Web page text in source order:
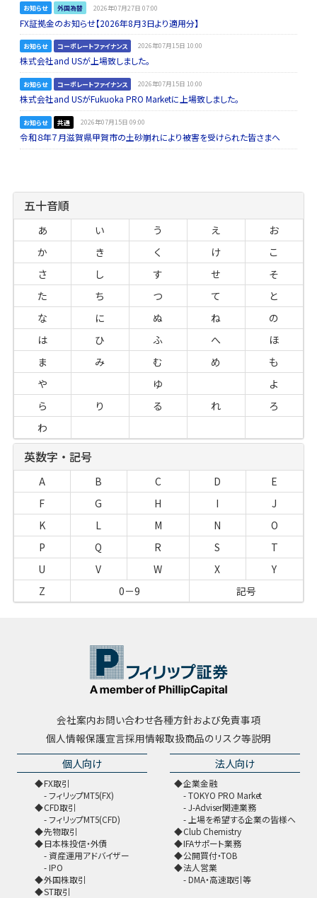
お知らせ 外国為替 2026年07月27日 07:00
FX証拠金のお知らせ【2026年8月3日より適用分】
お知らせ コーポレートファイナンス 2026年07月15日 10:00
株式会社and USが上場致しました。
お知らせ コーポレートファイナンス 2026年07月15日 10:00
株式会社and USがFukuoka PRO Marketに上場致しました。
お知らせ 共通 2026年07月15日 09:00
令和８年７月滋賀県甲賀市の土砂崩れにより被害を受けられた皆さまへ
五十音順
あ い う え
お
か
き く け
こ
さ
し す せ
そ
た
ち つ て
と
な
に ぬ ね
の
は
ひ ふ へ
ほ
ま
み む め
も
や
ゆ
よ
ら
り る れ
ろ
わ
英数字・記号
A B C D
E
F
G H I
J
K
L M N
O
P
Q R S
T
U
V W X
Y
Z
0－9 記号
会社案内お問い合わせ各種方針および免責事項
個人情報保護宣言採用情報取扱商品のリスク等説明
個人向け
FX取引
フィリップMT5(FX)
CFD取引
フィリップMT5(CFD)
先物取引
日本株投信・外債
資産運用アドバイザー
IPO
外国株取引
ST取引
法人向け
企業金融
TOKYO PRO Market
J-Adviser関連業務
上場を希望する企業の皆様へ
Club Chemistry
IFAサポート業務
公開買付・TOB
法人営業
DMA・高速取引等